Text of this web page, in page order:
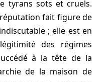
tyrans sots et cruels.
fait figure de
; elle est en
des régimes
à la tête de la
de la maison de